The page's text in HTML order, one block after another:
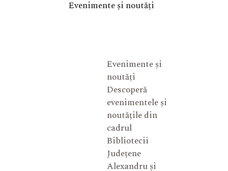
Evenimente și noutăți
Evenimente și
noutăți
Descoperă
evenimentele și
noutățile din
cadrul
Bibliotecii
Județene
Alexandru și